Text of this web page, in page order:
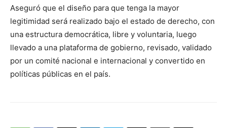
Aseguró que el diseño para que tenga la mayor
legitimidad será realizado bajo el estado de derecho, con
una estructura democrática, libre y voluntaria, luego
llevado a una plataforma de gobierno, revisado, validado
por un comité nacional e internacional y convertido en
políticas públicas en el país.